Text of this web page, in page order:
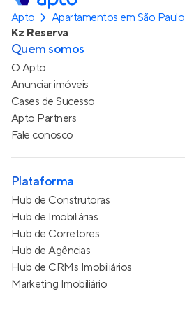
Apto Apartamentos em São Paulo
Kz Reserva
Quem somos
O Apto
Anunciar imóveis
Cases de Sucesso
Apto Partners
Fale conosco
Plataforma
Hub de Construtoras
Hub de Imobiliárias
Hub de Corretores
Hub de Agências
Hub de CRMs Imobiliários
Marketing Imobiliário